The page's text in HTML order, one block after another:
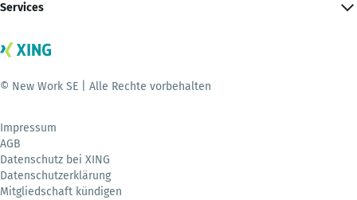
Services
© New Work SE | Alle Rechte vorbehalten
Impressum
AGB
Datenschutz bei XING
Datenschutzerklärung
Mitgliedschaft kündigen